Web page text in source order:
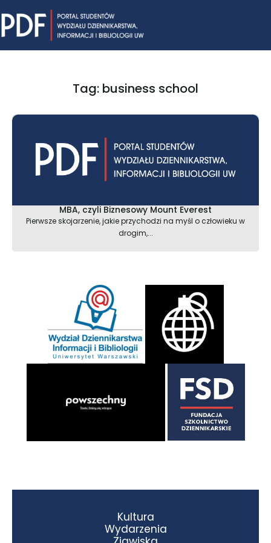
to
content
Tag: business school
MBA, czyli Biznesowy Mount Everest
Pierwsze skojarzenie, jakie przychodzi na myśl o człowieku w
drogim,...
Kultura
Wydarzenia